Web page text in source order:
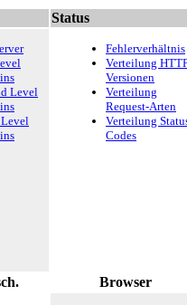
Status
Level
Fehlerverhältnis
Verteilung
Versionen
Verteilung
Request-Arten
Verteilung
Codes
Browser